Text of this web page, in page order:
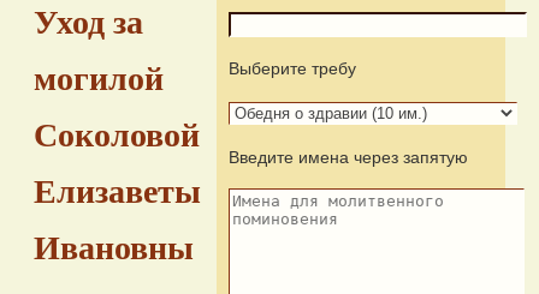
Уход за
могилой
Соколовой
Елизаветы
Ивановны
Выберите требу
Введите имена через запятую